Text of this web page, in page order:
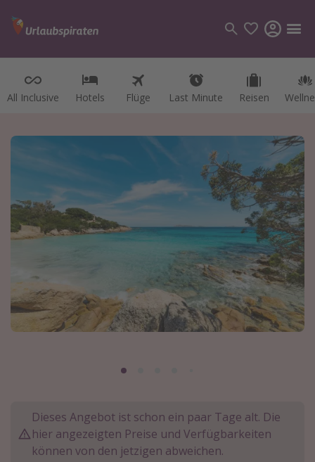
All Inclusive Hotels Flüge Last Minute Reisen
Kategorien
Kreuzfahrten
Reiseziele
Österreich
Italien
Lombardei
Reisethemen
Alle Reisethemen
Dieses Angebot ist schon ein paar Tage alt. Die
hier angezeigten Preise und Verfügbarkeiten
können von den jetzigen abweichen.